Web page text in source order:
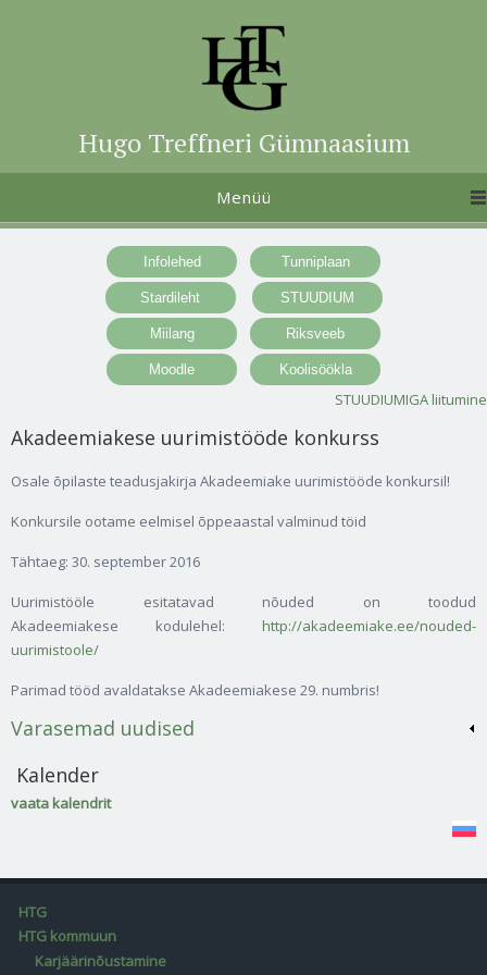
Hugo Treffneri Gümnaasium
Menüü
STUUDIUMIGA liitumine
Akadeemiakese uurimistööde konkurss
Osale õpilaste teadusjakirja Akadeemiake uurimistööde konkursil!
Konkursile ootame eelmisel õppeaastal valminud töid
Tähtaeg: 30. september 2016
Uurimistööle esitatavad nõuded on toodud
Akadeemiakese kodulehel: http://akadeemiake.ee/nouded-
uurimistoole/
Parimad tööd avaldatakse Akadeemiakese 29. numbris!
Varasemad uudised
Kalender
vaata kalendrit
HTG
HTG kommuun
Karjäärinõustamine